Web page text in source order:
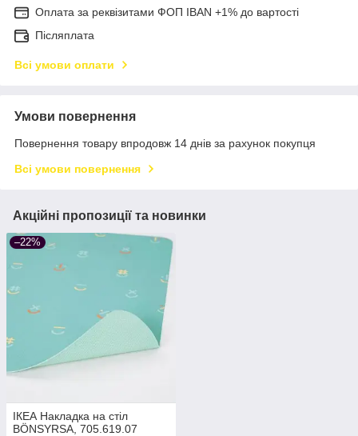
Оплата за реквізитами ФОП IBAN +1% до вартості
Післяплата
Всі умови оплати
Умови повернення
Повернення товару впродовж 14 днів за рахунок покупця
Всі умови повернення
Акційні пропозиції та новинки
–22%
ІКЕА Накладка на стіл
BÖNSYRSA, 705.619.07